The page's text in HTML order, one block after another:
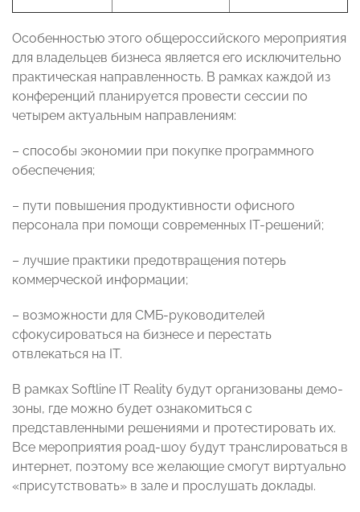
Особенностью этого общероссийского мероприятия
для владельцев бизнеса является его исключительно
практическая направленность. В рамках каждой из
конференций планируется провести сессии по
четырем актуальным направлениям:
– способы экономии при покупке программного
обеспечения;
– пути повышения продуктивности офисного
персонала при помощи современных IT-решений;
– лучшие практики предотвращения потерь
коммерческой информации;
– возможности для СМБ-руководителей
сфокусироваться на бизнесе и перестать
отвлекаться на IT.
В рамках Softline IT Reality будут организованы демо-
зоны, где можно будет ознакомиться с
представленными решениями и протестировать их.
Все мероприятия роад-шоу будут транслироваться в
интернет, поэтому все желающие смогут виртуально
«присутствовать» в зале и прослушать доклады.